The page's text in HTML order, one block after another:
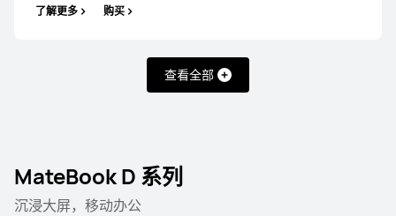
了解更多 购买
查看全部
MateBook D 系列
沉浸大屏，移动办公
MateBook X 系列
MateBook X 系列
MateBook X Pro 酷睿 Ultra 微绒典藏版